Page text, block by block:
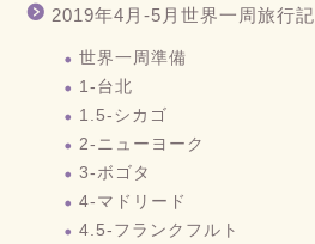
2019年4月-5月世界一周旅行記
世界一周準備
1-台北
1.5-シカゴ
2-ニューヨーク
3-ボゴタ
4-マドリード
4.5-フランクフルト